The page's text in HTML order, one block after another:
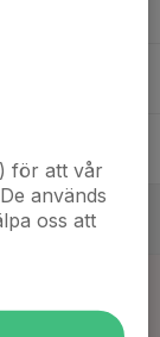
för att vår
används
oss att